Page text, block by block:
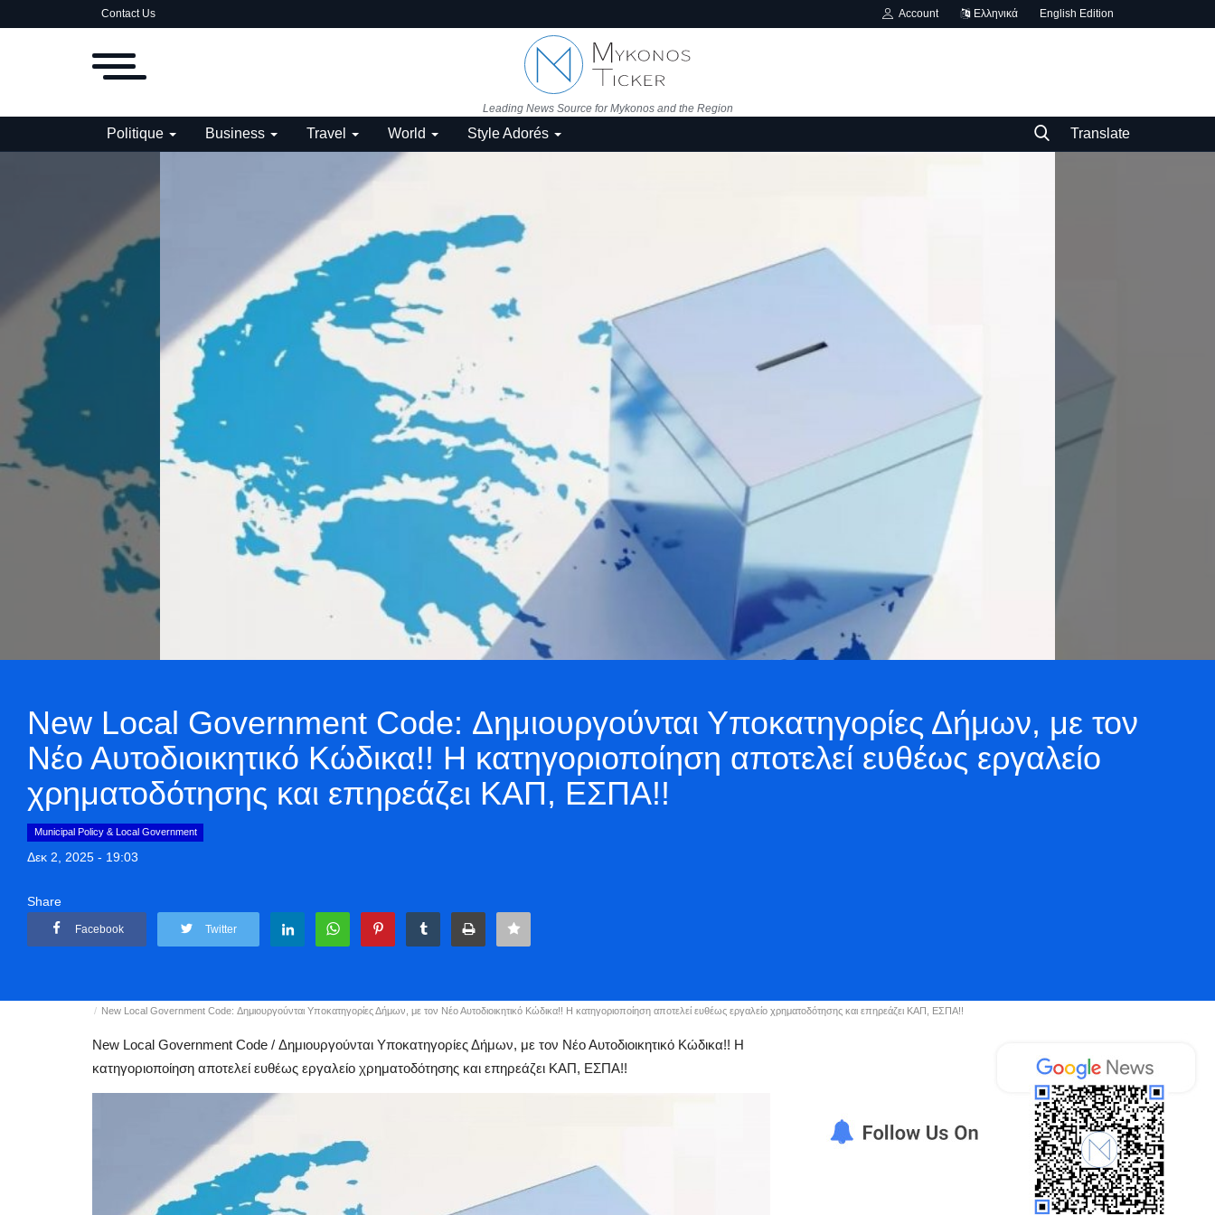
Contact Us Account Ελληνικά English Edition
Leading News Source for Mykonos and the Region
Politique Business Travel World Style Adorés Translate
New Local Government Code: Δημιουργούνται Υποκατηγορίες Δήμων, με τον
Νέο Αυτοδιοικητικό Κώδικα!! Η κατηγοριοποίηση αποτελεί ευθέως εργαλείο
χρηματοδότησης και επηρεάζει ΚΑΠ, ΕΣΠΑ!!
Municipal Policy & Local Government
Δεκ 2, 2025 - 19:03
Share
Facebook Twitter
New Local Government Code: Δημιουργούνται Υποκατηγορίες Δήμων, με τον Νέο Αυτοδιοικητικό Κώδικα!! Η κατηγοριοποίηση αποτελεί ευθέως εργαλείο χρηματοδότησης και επηρεάζει ΚΑΠ, ΕΣΠΑ!!
New Local Government Code / Δημιουργούνται Υποκατηγορίες Δήμων, με τον Νέο Αυτοδιοικητικό Κώδικα!! Η
κατηγοριοποίηση αποτελεί ευθέως εργαλείο χρηματοδότησης και επηρεάζει ΚΑΠ, ΕΣΠΑ!!